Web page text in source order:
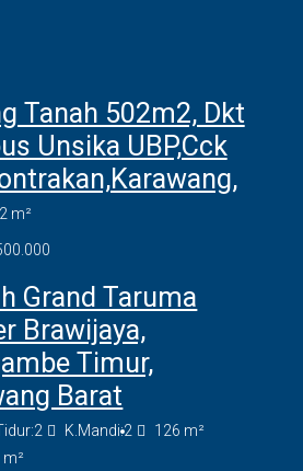
Tanah 502m2, Dkt
Unsika UBP,cck
m²
Grand Taruma
Brawijaya,
Timur,
Barat
2 K.Mandi:2 126 m²
m²